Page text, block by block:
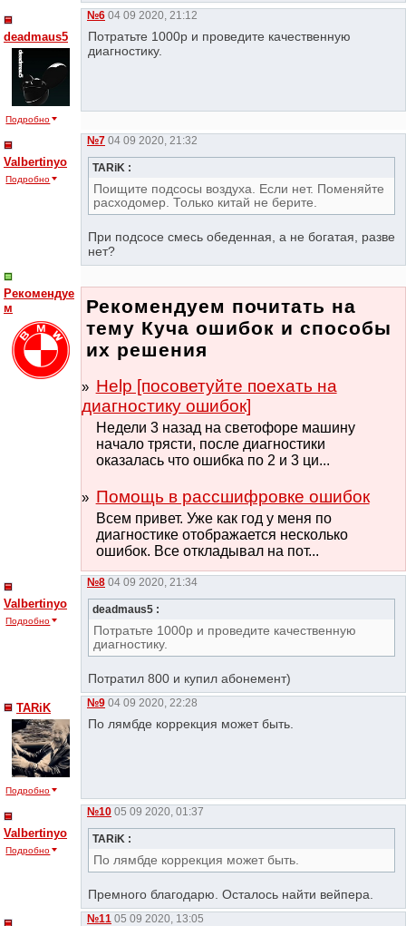
deadmaus5
Подробно
№6 04 09 2020, 21:12
Потратьте 1000р и проведите качественную
диагностику.
Valbertinyo
Подробно
№7 04 09 2020, 21:32
TARiK :
Поищите подсосы воздуха. Если нет. Поменяйте
расходомер. Только китай не берите.
При подсосе смесь обеденная, а не богатая, разве
нет?
Рекомендуе
м
Рекомендуем почитать на
тему Куча ошибок и способы
их решения
Help [посоветуйте поехать на
диагностику ошибок]
Недели 3 назад на светофоре машину
начало трясти, после диагностики
оказалась что ошибка по 2 и 3 ци...
Помощь в рассшифровке ошибок
Всем привет. Уже как год у меня по
диагностике отображается несколько
ошибок. Все откладывал на пот...
Valbertinyo
Подробно
№8 04 09 2020, 21:34
deadmaus5 :
Потратьте 1000р и проведите качественную
диагностику.
Потратил 800 и купил абонемент)
TARiK
Подробно
№9 04 09 2020, 22:28
По лямбде коррекция может быть.
Valbertinyo
Подробно
№10 05 09 2020, 01:37
TARiK :
По лямбде коррекция может быть.
Премного благодарю. Осталось найти вейпера.
№11 05 09 2020, 13:05